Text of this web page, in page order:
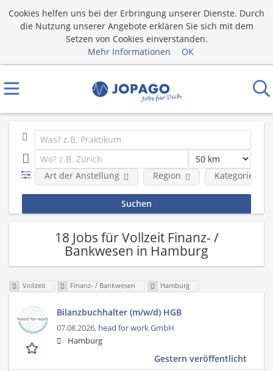
Cookies helfen uns bei der Erbringung unserer Dienste. Durch
die Nutzung unserer Angebote erklären Sie sich mit dem
Setzen von Cookies einverstanden.
Mehr Informationen
OK
Art der Anstellung Region Kategorie
18 Jobs für Vollzeit Finanz- /
Bankwesen in Hamburg
Vollzeit Finanz- / Bankwesen Hamburg
Bilanzbuchhalter (m/w/d) HGB
07.08.2026, head for work GmbH
Hamburg
Gestern veröffentlicht